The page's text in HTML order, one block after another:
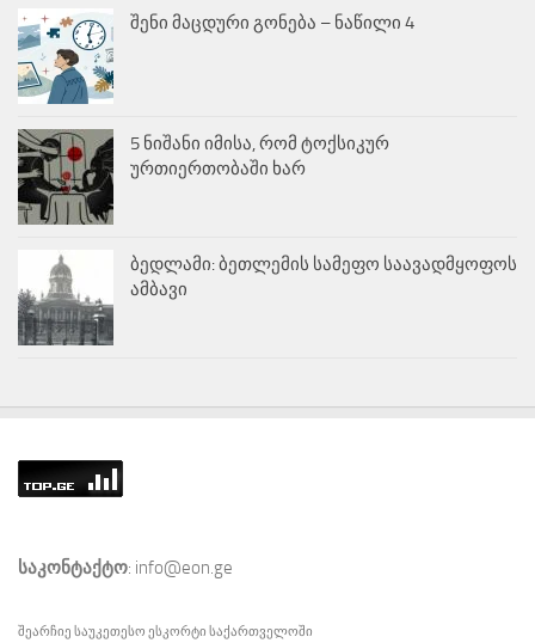
შენი მაცდური გონება – ნაწილი 4
5 ნიშანი იმისა, რომ ტოქსიკურ
ურთიერთობაში ხარ
ბედლამი: ბეთლემის სამეფო საავადმყოფოს
ამბავი
საკონტაქტო: info@eon.ge
შეარჩიე საუკეთესო ესკორტი საქართველოში